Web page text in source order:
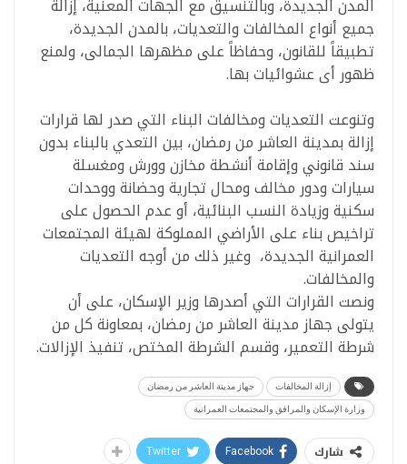
المدن الجديدة، وبالتنسيق مع الجهات المعنية، إزالة
جميع أنواع المخالفات والتعديات، بالمدن الجديدة،
تطبيقاً للقانون، وحفاظاً على مظهرها الجمالى، ولمنع
ظهور أى عشوائيات بها.
وتنوعت التعديات ومخالفات البناء التي صدر لها قرارات
إزالة بمدينة العاشر من رمضان، بين التعدي بالبناء بدون
سند قانوني وإقامة أنشطة مخازن وورش ومغسلة
سيارات ودور مخالف ومحال تجارية وحضانة ووحدات
سكنية وزيادة النسب البنائية، أو عدم الحصول على
تراخيص بناء على الأراضي المملوكة لهيئة المجتمعات
العمرانية الجديدة، وغير ذلك من أوجه التعديات
والمخالفات.
ونصت القرارات التي أصدرها وزير الإسكان، على أن
يتولى جهاز مدينة العاشر من رمضان، بمعاونة كل من
شرطة التعمير، وقسم الشرطة المختص، تنفيذ الإزالات.
إزالة المخالفات جهاز مدينة العاشر من رمضان
وزارة الإسكان والمرافق والمجتمعات العمرانية
شارك Facebook
Twitter